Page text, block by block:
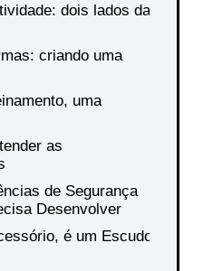
dois lados da
criando uma
uma
as
de Segurança
Desenvolver
é um Escudo